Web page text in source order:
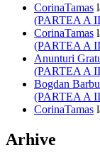
CorinaTamas
(PARTEA A
CorinaTamas
(PARTEA A
Anunturi
(PARTEA A
Bogdan
(PARTEA A
CorinaTamas
Arhive